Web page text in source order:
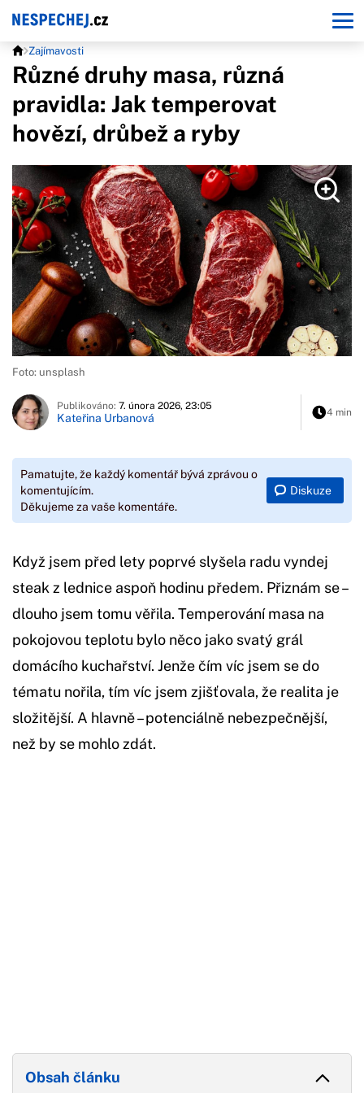
Zajímavosti
Různé druhy masa, různá
pravidla: Jak temperovat
hovězí, drůbež a ryby
Foto: unsplash
Publikováno: 7. února 2026, 23:05
Kateřina Urbanová 4 min
Pamatujte, že každý komentář bývá zprávou o
komentujícím.
Děkujeme za vaše komentáře.
Diskuze
Když jsem před lety poprvé slyšela radu vyndej
steak z lednice aspoň hodinu předem. Přiznám se –
dlouho jsem tomu věřila. Temperování masa na
pokojovou teplotu bylo něco jako svatý grál
domácího kuchařství. Jenže čím víc jsem se do
tématu nořila, tím víc jsem zjišťovala, že realita je
složitější. A hlavně – potenciálně nebezpečnější,
než by se mohlo zdát.
Obsah článku